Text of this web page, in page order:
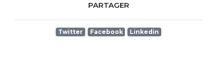
PARTAGER
Twitter Facebook Linkedin